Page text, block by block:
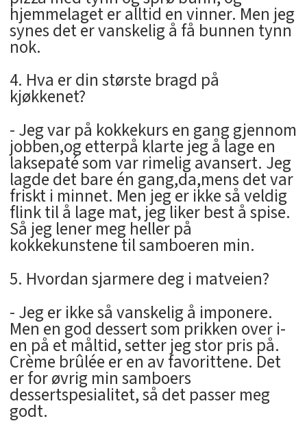
hjemmelaget er alltid en vinner. Men jeg
synes det er vanskelig å få bunnen tynn
nok.
4. Hva er din største bragd på
kjøkkenet?
- Jeg var på kokkekurs en gang gjennom
jobben,og etterpå klarte jeg å lage en
laksepaté som var rimelig avansert. Jeg
lagde det bare én gang,da,mens det var
friskt i minnet. Men jeg er ikke så veldig
flink til å lage mat, jeg liker best å spise.
Så jeg lener meg heller på
kokkekunstene til samboeren min.
5. Hvordan sjarmere deg i matveien?
- Jeg er ikke så vanskelig å imponere.
Men en god dessert som prikken over i-
en på et måltid, setter jeg stor pris på.
Crème brûlée er en av favorittene. Det
er for øvrig min samboers
dessertspesialitet, så det passer meg
godt.